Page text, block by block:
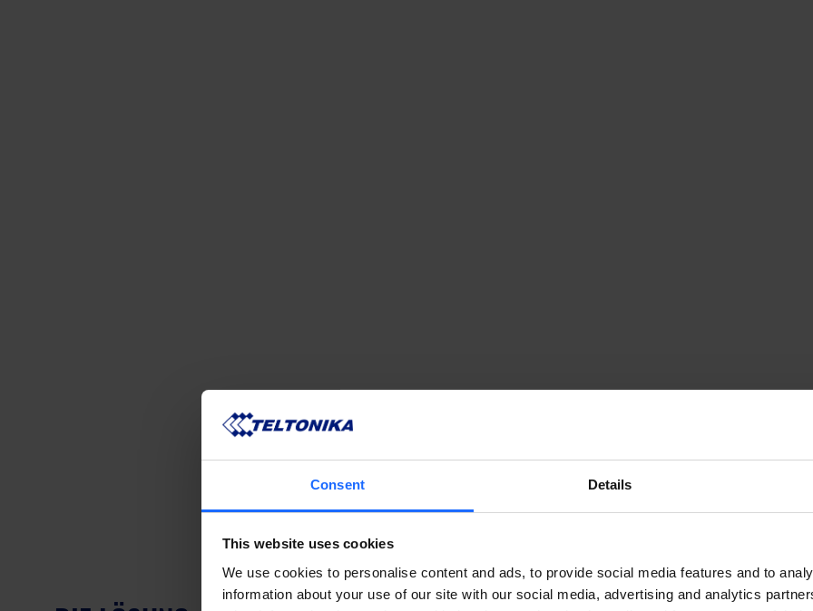
Consent Details
This website uses cookies
We use cookies to personalise content and ads, to provide social media features and to
information about your use of our site with our social media, advertising and analytics